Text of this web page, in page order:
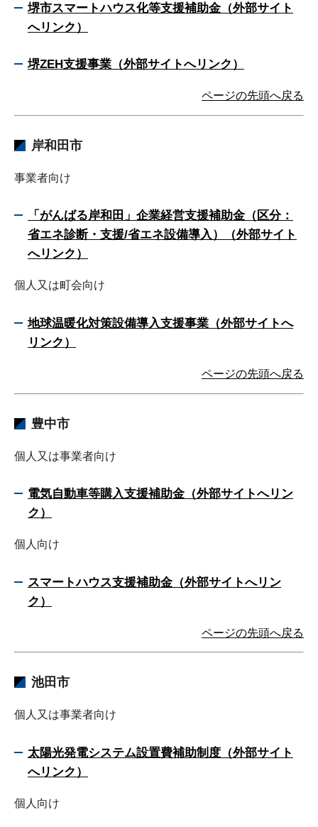
堺市スマートハウス化等支援補助金（外部サイト
へリンク）
堺ZEH支援事業（外部サイトへリンク）
ページの先頭へ戻る
岸和田市
事業者向け
「がんばる岸和田」企業経営支援補助金（区分：
省エネ診断・支援/省エネ設備導入）（外部サイト
へリンク）
個人又は町会向け
地球温暖化対策設備導入支援事業（外部サイトへ
リンク）
ページの先頭へ戻る
豊中市
個人又は事業者向け
電気自動車等購入支援補助金（外部サイトへリン
ク）
個人向け
スマートハウス支援補助金（外部サイトへリン
ク）
ページの先頭へ戻る
池田市
個人又は事業者向け
太陽光発電システム設置費補助制度（外部サイト
へリンク）
個人向け